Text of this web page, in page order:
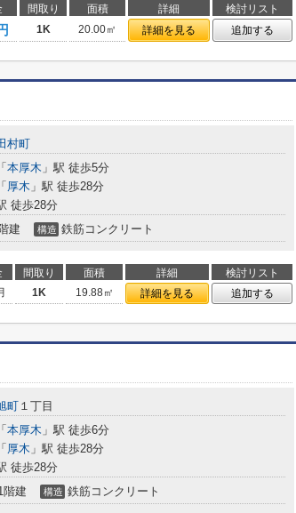
間取り 面積 詳細
検討リスト
1K 20.00㎡ 詳細を見る 追加する
村町
「 本厚木 」駅 徒歩5分
「 厚木 」駅 徒歩28分
徒歩28分
建 構造 鉄筋コンクリート
間取り 面積 詳細
検討リスト
1K 19.88㎡ 詳細を見る 追加する
町 １丁目
「 本厚木 」駅 徒歩6分
「 厚木 」駅 徒歩28分
徒歩28分
階建 構造 鉄筋コンクリート